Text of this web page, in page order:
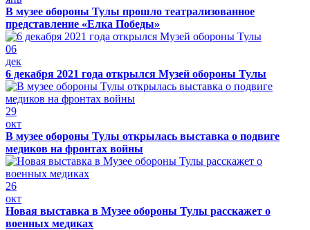
В музее обороны Тулы прошло театрализованное
представление «Елка Победы»
06
дек
6 декабря 2021 года открылся Музей обороны Тулы
29
окт
В музее обороны Тулы открылась выставка о подвиге
медиков на фронтах войны
26
окт
Новая выставка в Музее обороны Тулы расскажет о
военных медиках